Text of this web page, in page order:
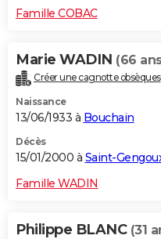
Famille COBAC
Marie WADIN (66
Créer une cagnotte obsèques
Naissance
13/06/1933 à Bouchain
Décès
15/01/2000 à Saint-
Famille WADIN
Philippe BLANC (31